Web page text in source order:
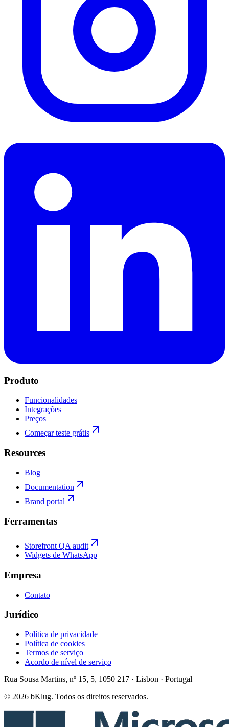
Produto
Funcionalidades
Integrações
Preços
Começar teste grátis
Resources
Blog
Documentation
Brand portal
Ferramentas
Storefront QA audit
Widgets de WhatsApp
Empresa
Contato
Jurídico
Política de privacidade
Política de cookies
Termos de serviço
Acordo de nível de serviço
Rua Sousa Martins, nº 15, 5, 1050 217 · Lisbon · Portugal
© 2026 bKlug. Todos os direitos reservados.